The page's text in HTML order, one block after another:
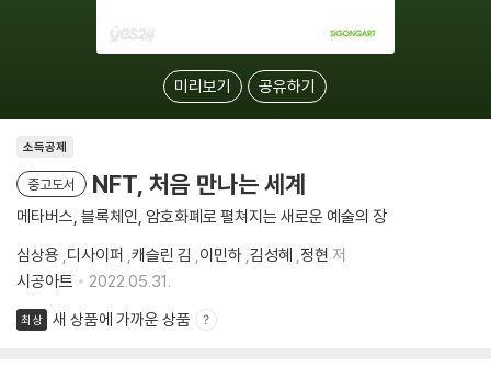
미리보기 공유하기
소득공제
중고도서 NFT, 처음 만나는 세계
메타버스, 블록체인, 암호화폐로 펼쳐지는 새로운 예술의 장
심상용 ,디사이퍼 ,캐슬린 김 ,이민하 ,김성혜 ,정현 저
시공아트
2022.05.31.
최상 새 상품에 가까운 상품